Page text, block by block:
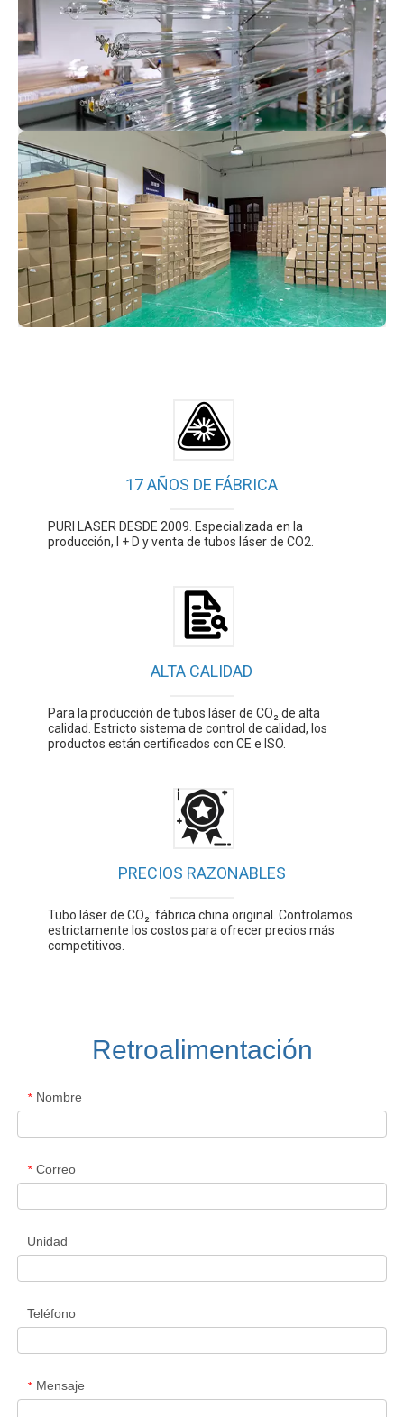
17 AÑOS DE FÁBRICA
PURI LASER DESDE 2009. Especializada en la
producción, I + D y venta de tubos láser de CO2.
ALTA CALIDAD
Para la producción de tubos láser de CO₂ de alta
calidad. Estricto sistema de control de calidad, los
productos están certificados con CE e ISO.
PRECIOS RAZONABLES
Tubo láser de CO₂: fábrica china original. Controlamos
estrictamente los costos para ofrecer precios más
competitivos.
Retroalimentación
* Nombre
* Correo
Unidad
Teléfono
* Mensaje